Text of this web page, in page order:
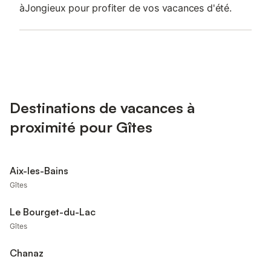
àJongieux pour profiter de vos vacances d'été.
Destinations de vacances à
proximité pour Gîtes
Aix-les-Bains
Gîtes
Le Bourget-du-Lac
Gîtes
Chanaz